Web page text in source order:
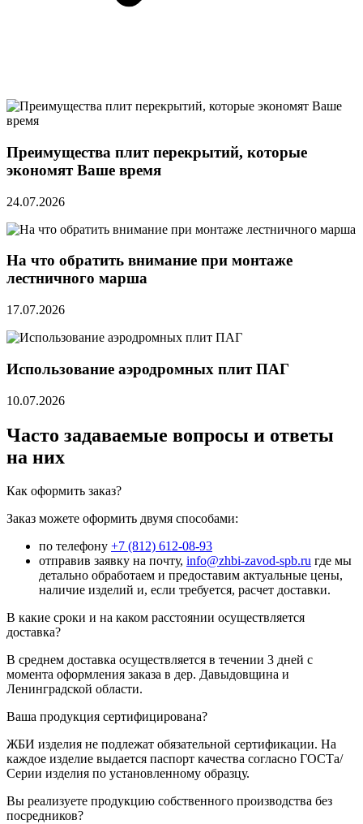
Преимущества плит перекрытий, которые
экономят Ваше время
24.07.2026
На что обратить внимание при монтаже
лестничного марша
17.07.2026
Использование аэродромных плит ПАГ
10.07.2026
Часто задаваемые вопросы и ответы
на них
Как оформить заказ?
Заказ можете оформить двумя способами:
по телефону +7 (812) 612-08-93
отправив заявку на почту, info@zhbi-zavod-spb.ru где мы
детально обработаем и предоставим актуальные цены,
наличие изделий и, если требуется, расчет доставки.
В какие сроки и на каком расстоянии осуществляется
доставка?
В среднем доставка осуществляется в течении 3 дней с
момента оформления заказа в дер. Давыдовщина и
Ленинградской области.
Ваша продукция сертифицирована?
ЖБИ изделия не подлежат обязательной сертификации. На
каждое изделие выдается паспорт качества согласно ГОСТа/
Серии изделия по установленному образцу.
Вы реализуете продукцию собственного производства без
посредников?